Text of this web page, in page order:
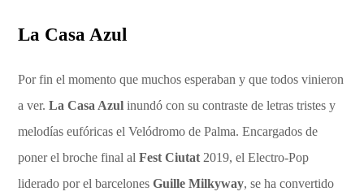
La Casa Azul
Por fin el momento que muchos esperaban y que todos vinieron
a ver.La Casa Azul inundó con su contraste de letras tristes y
melodías eufóricas el Velódromo de Palma. Encargados de
poner el broche final alFest Ciutat 2019, el Electro-Pop
liderado por el barcelonesGuille Milkyway, se ha convertido